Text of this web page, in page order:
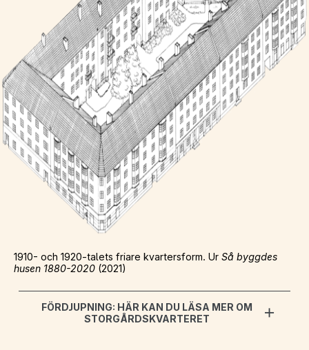
1910- och 1920-talets friare kvartersform. Ur Så byggdes
husen 1880-2020 (2021)
FÖRDJUPNING: HÄR KAN DU LÄSA MER OM
STORGÅRDSKVARTERET